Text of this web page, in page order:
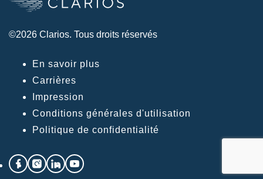
©2026 Clarios. Tous droits réservés
En savoir plus
Carrières
Impression
Conditions générales d'utilisation
Politique de confidentialité